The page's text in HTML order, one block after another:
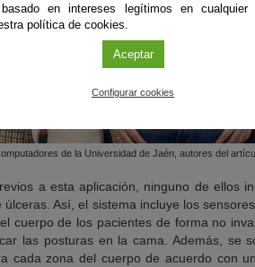
de la Universidad de Jaén, autores del
a esta aplicación, ninguno de ellos
Así, el sistema incluye los
cuerpo de los pacientes de forma no
las posturas en la cama. Además, se
cada zona del cuerpo de acuerdo con
en intereses legítimos en
política de cookies.
Aceptar
Configurar cookies